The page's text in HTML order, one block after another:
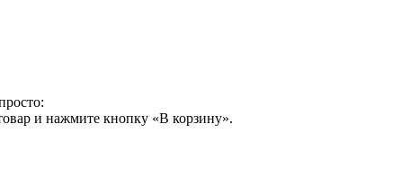
и нажмите кнопку «В корзину».